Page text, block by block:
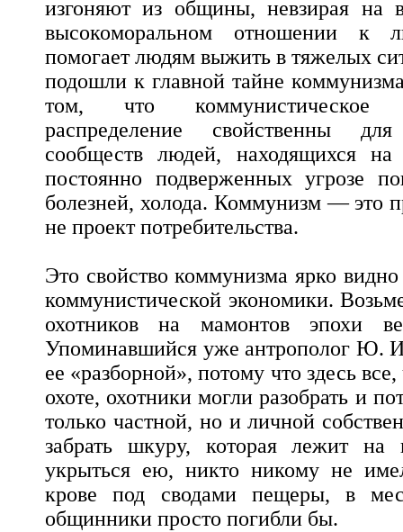
изгоняют из общины, невзирая на
высокоморальном отношении к
помогает людям выжить в тяжелых
подошли к главной тайне
том, что коммунистическое
распределение свойственны
сообществ людей, находящихся
постоянно подверженных угрозе
болезней, холода. Коммунизм — это
не проект потребительства.
Это свойство коммунизма ярко видно
коммунистической экономики.
охотников на мамонтов эпохи
Упоминавшийся уже антрополог Ю.
ее «разборной», потому что здесь
охоте, охотники могли разобрать и
только частной, но и личной
забрать шкуру, которая лежит
укрыться ею, никто никому не
крове под сводами пещеры, в
общинники просто погибли бы.